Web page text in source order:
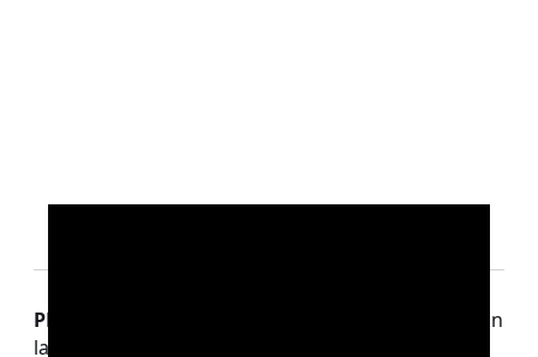
PROIECT:
arh. Șerban Țigănaș: „Azi arhitectura e un
laborator al lumii care vine”